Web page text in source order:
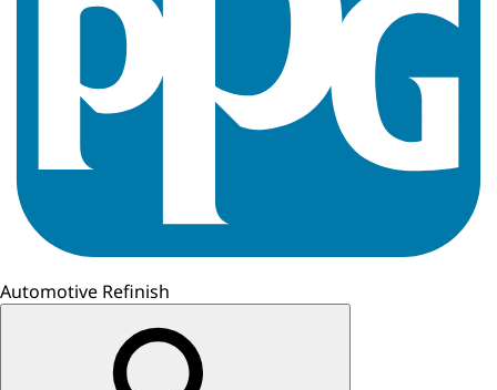
Automotive Refinish